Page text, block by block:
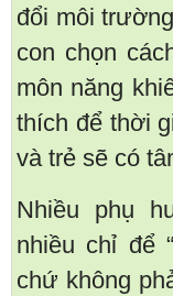
đổi môi
con chọn
môn năng
thích để thời
và trẻ sẽ có
Nhiều phụ
nhiều chỉ để
chứ không